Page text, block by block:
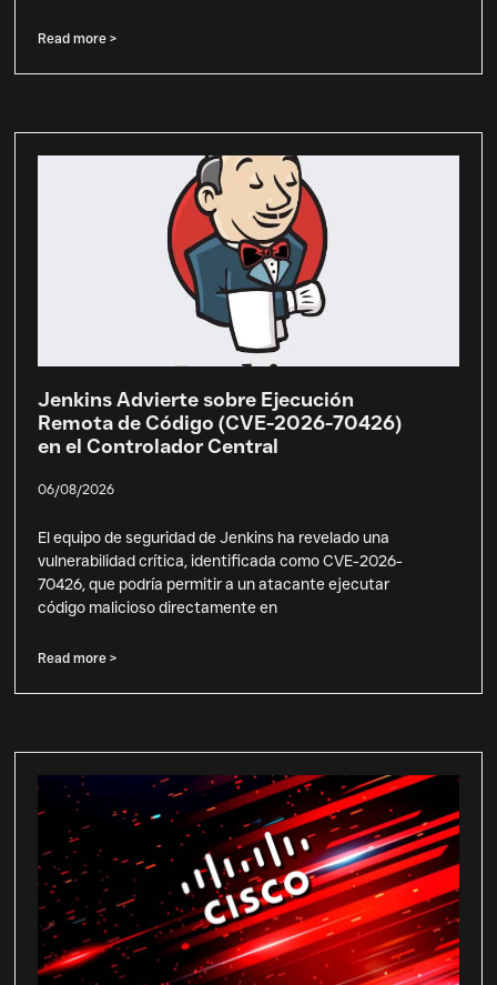
Read more >
Jenkins Advierte sobre Ejecución
Remota de Código (CVE-2026-70426)
en el Controlador Central
06/08/2026
El equipo de seguridad de Jenkins ha revelado una
vulnerabilidad crítica, identificada como CVE-2026-
70426, que podría permitir a un atacante ejecutar
código malicioso directamente en
Read more >